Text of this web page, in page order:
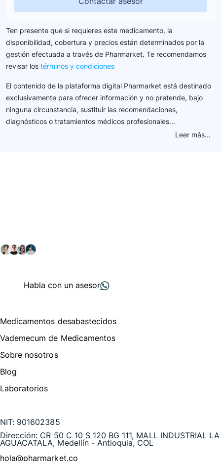
Ten presente que si requieres este medicamento, la
disponibilidad, cobertura y precios están determinados por la
gestión efectuada a través de Pharmarket. Te recomendamos
revisar los términos y condiciones
El contenido de la plataforma digital Pharmarket está destinado
exclusivamente para ofrecer información y no pretende, bajo
ninguna circunstancia, sustituir las recomendaciones,
diagnósticos o tratamientos médicos profesionales...
Leer más...
Habla con un asesor
Medicamentos desabastecidos
Vademecum de Medicamentos
Sobre nosotros
Blog
Laboratorios
NIT: 901602385
Dirección: CR 50 C 10 S 120 BG 111, MALL INDUSTRIAL LA
AGUACATALA, Medellín - Antioquia, COL
hola@pharmarket.co